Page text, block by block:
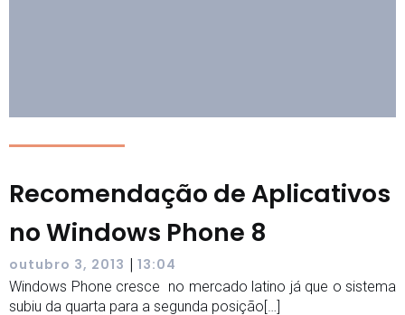
Recomendação de Aplicativos
no Windows Phone 8
outubro 3, 2013 | 13:04
Windows Phone cresce no mercado latino já que o sistema
subiu da quarta para a segunda posição[…]